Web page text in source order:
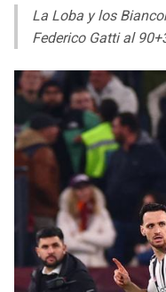
La Loba y los
Federico Gatti al